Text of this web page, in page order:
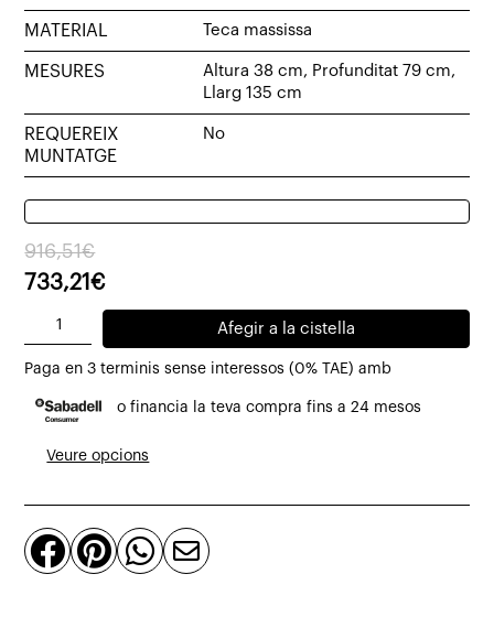
MATERIAL Teca massissa
MESURES
Altura 38 cm, Profunditat 79 cm,
Llarg 135 cm
REQUEREIX
MUNTATGE
No
916,51€
El
preu
original
era:
916,51€.
733,21€
El
preu
és:
733,21€.
quantitat
Taula
de
teca
massissa
Afegir a la cistella
Paga en 3 terminis sense interessos (0% TAE) amb
o financia la teva compra fins a 24 mesos
Veure opcions
   